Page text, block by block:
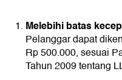
Melebihi batas
Pelanggar dapat
Rp 500.000, sesuai
Tahun 2009 tentang